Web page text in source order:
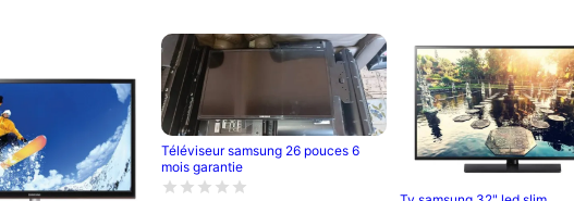
Téléviseur samsung 26 pouces 6
mois garantie